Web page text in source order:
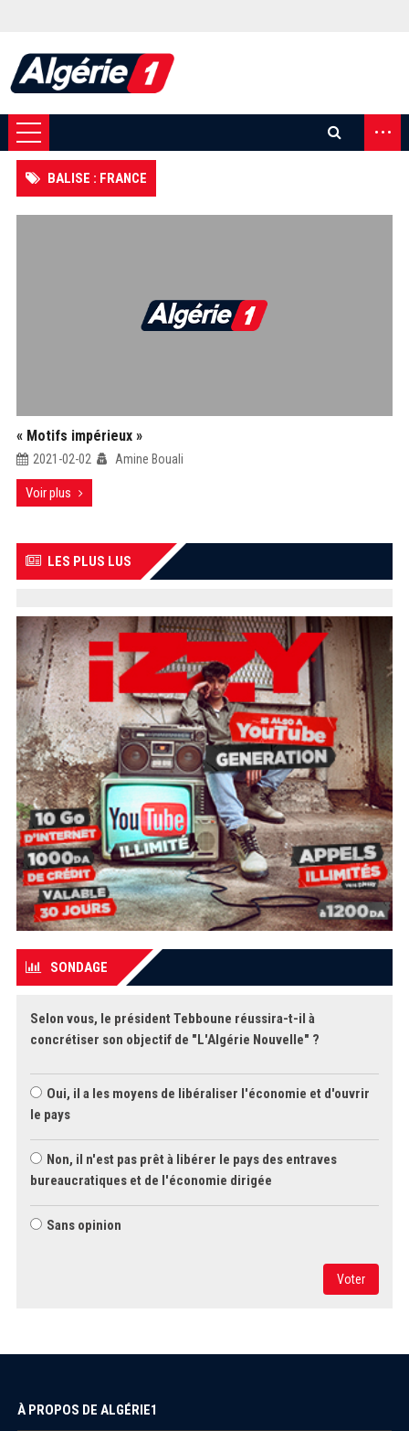
...
BALISE : FRANCE
« Motifs impérieux »
2021-02-02 Amine Bouali
Voir plus
LES PLUS LUS
SONDAGE
Selon vous, le président Tebboune réussira-t-il à
concrétiser son objectif de "L'Algérie Nouvelle" ?
Oui, il a les moyens de libéraliser l'économie et d'ouvrir
le pays
Non, il n'est pas prêt à libérer le pays des entraves
bureaucratiques et de l'économie dirigée
Sans opinion
Voter
À PROPOS DE ALGÉRIE1